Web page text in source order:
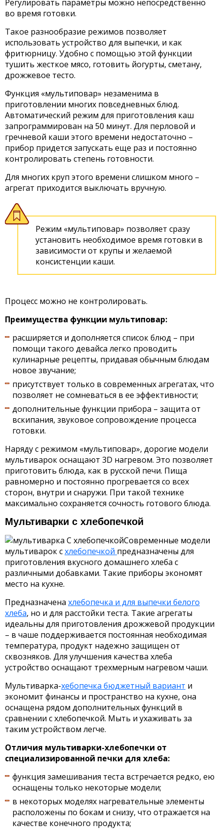
Регулировать параметры можно непосредственно
во время готовки.
Такое разнообразие режимов позволяет
использовать устройство для выпечки, и как
фритюрницу. Удобно с помощью этой функции
тушить жесткое мясо, готовить йогурты, сметану,
дрожжевое тесто.
Функция «мультиповар» незаменима в
приготовлении многих повседневных блюд.
Автоматический режим для приготовления каш
запрограммирован на 50 минут. Для перловой и
гречневой каши этого времени недостаточно –
прибор придется запускать еще раз и постоянно
контролировать степень готовности.
Для многих круп этого времени слишком много –
агрегат приходится выключать вручную.
Режим «мультиповар» позволяет сразу
установить необходимое время готовки в
зависимости от крупы и желаемой
консистенции каши.
Процесс можно не контролировать.
Преимущества функции мультиповар:
расширяется и дополняется список блюд – при
помощи такого девайса легко проводить
кулинарные рецепты, придавая обычным блюдам
новое звучание;
присутствует только в современных агрегатах, что
позволяет не сомневаться в ее эффективности;
дополнительные функции прибора – защита от
вскипания, звуковое сопровождение процесса
готовки.
Наряду с режимом «мультиповар», дорогие модели
мультиварок оснащают 3D нагревом. Это позволяет
приготовить блюда, как в русской печи. Пища
равномерно и постоянно прогревается со всех
сторон, внутри и снаружи. При такой технике
максимально сохраняется сочность готового блюда.
Мультиварки с хлебопечкой
Современные модели
мультиварок схлебопечкой предназначены для
приготовления вкусного домашнего хлеба с
различными добавками. Такие приборы экономят
место на кухне.
Предназначена хлебопечка и для выпечки белого
хлеба, но и для расстойки теста. Такие агрегаты
идеальны для приготовления дрожжевой продукции
– в чаше поддерживается постоянная необходимая
температура, продукт надежно защищен от
сквозняков. Для улучшения качества хлеба
устройство оснащают трехмерным нагревом чаши.
Мультиварка-хебопечка бюджетный вариант и
экономит финансы и пространство на кухне, она
оснащена рядом дополнительных функций в
сравнении с хлебопечкой. Мыть и ухаживать за
таким устройством легче.
Отличия мультиварки-хлебопечки от
специализированной печки для хлеба:
функция замешивания теста встречается редко, ею
оснащены только некоторые модели;
в некоторых моделях нагревательные элементы
расположены по бокам и снизу, что отражается на
качестве конечного продукта;